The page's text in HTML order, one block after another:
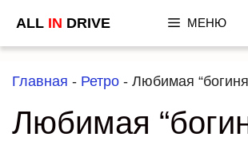
ALL IN DRIVE МЕНЮ
Главная - Ретро - Любимая
Любимая